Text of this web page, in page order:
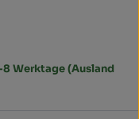
Werktage (Ausland